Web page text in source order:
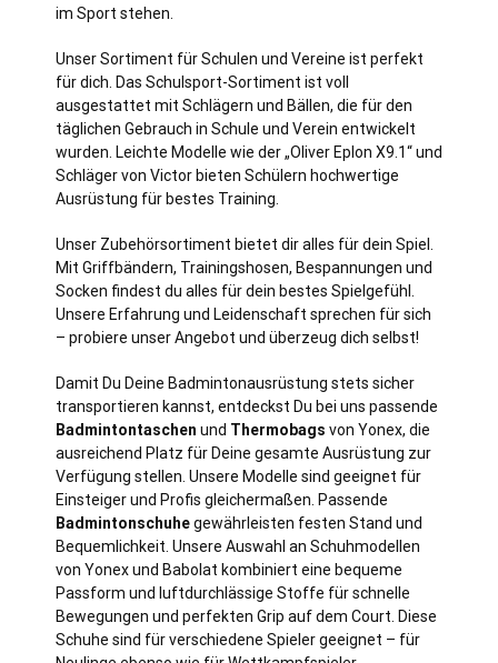
im Sport stehen.
Unser Sortiment für Schulen und Vereine ist perfekt
für dich. Das Schulsport-Sortiment ist voll
ausgestattet mit Schlägern und Bällen, die für den
täglichen Gebrauch in Schule und Verein entwickelt
wurden. Leichte Modelle wie der „Oliver Eplon X9.1“ und
Schläger von Victor bieten Schülern hochwertige
Ausrüstung für bestes Training.
Unser Zubehörsortiment bietet dir alles für dein Spiel.
Mit Griffbändern, Trainingshosen, Bespannungen und
Socken findest du alles für dein bestes Spielgefühl.
Unsere Erfahrung und Leidenschaft sprechen für sich
– probiere unser Angebot und überzeug dich selbst!
Damit Du Deine Badmintonausrüstung stets sicher
transportieren kannst, entdeckst Du bei uns passende
Badmintontaschen und Thermobags von Yonex, die
ausreichend Platz für Deine gesamte Ausrüstung zur
Verfügung stellen. Unsere Modelle sind geeignet für
Einsteiger und Profis gleichermaßen. Passende
Badmintonschuhegewährleisten festen Stand und
Bequemlichkeit. Unsere Auswahl an Schuhmodellen
von Yonex und Babolat kombiniert eine bequeme
Passform und luftdurchlässige Stoffe für schnelle
Bewegungen und perfekten Grip auf dem Court. Diese
Schuhe sind für verschiedene Spieler geeignet – für